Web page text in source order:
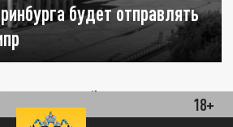
18+
будет отправлять
в европейскую страну
2025 года.